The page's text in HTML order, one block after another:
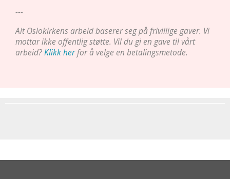
---
Alt Oslokirkens arbeid baserer seg på frivillige gaver. Vi
mottar ikke offentlig støtte. Vil du gi en gave til vårt
arbeid?Klikk herfor å velge en betalingsmetode.